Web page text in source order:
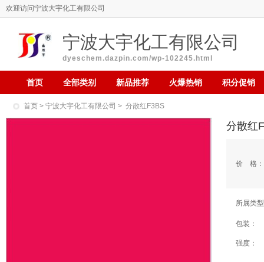
欢迎访问宁波大宇化工有限公司
宁波大宇化工有限公司
dyeschem.dazpin.com/wp-102245.html
首页 全部类别 新品推荐 火爆热销 积分促销
首页 > 宁波大宇化工有限公司 > 分散红F3BS
分散红
价 格：
所属类
包装：
强度：